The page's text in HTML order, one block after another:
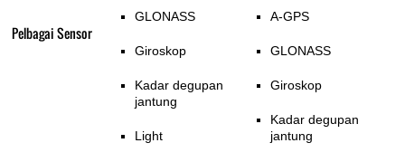
Pelbagai Sensor
GLONASS
Giroskop
Kadar degupan
jantung
Light
A-GPS
GLONASS
Giroskop
Kadar degupan
jantung